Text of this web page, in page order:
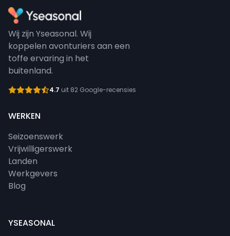
Wij zijn Yseasonal. Wij
koppelen avonturiers aan een
toffe ervaring in het
buitenland.
4.7 uit 82 Google-recensies
WERKEN
Seizoenswerk
Vrijwilligerswerk
Landen
Werkgevers
Blog
YSEASONAL